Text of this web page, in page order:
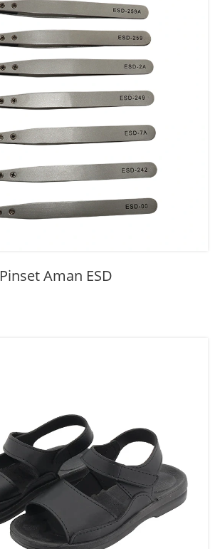
Pinset Aman ESD